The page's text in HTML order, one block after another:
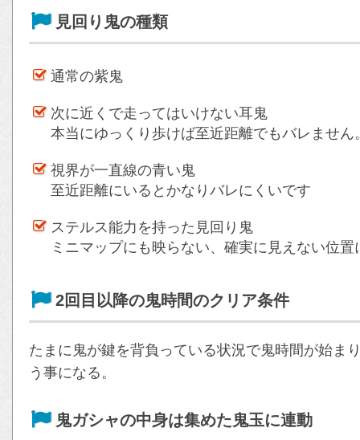
見回り鬼の種類
通常の紫鬼
次に近くで走ってはいけない耳鬼
本当にゆっくり歩けば至近距離でもバレません
視界が一直線の青い鬼
至近距離にいるとかなりバレにくいです
ステルス能力を持った見回り鬼
ミニマップにも映らない、確実に見えない位
2回目以降の鬼時間のクリア条件
たまに鬼が鍵を背負っている状況で鬼時間が始ま
う事になる。
鬼ガシャの中身は集めた鬼玉に連動